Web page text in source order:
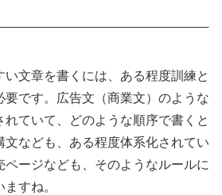
文章を書くには、ある程度訓練と
要です。広告文（商業文）のような
ていて、どのような順序で書くと
文なども、ある程度体系化されてい
ページなども、そのようなルールに
すね。